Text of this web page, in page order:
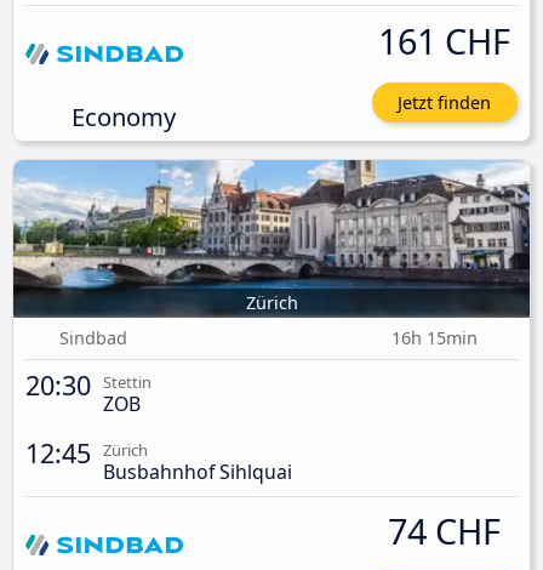
Economy
161 CHF
Jetzt finden
Zürich
Sindbad
16h 15min
20:30 Stettin
ZOB
12:45 Zürich
Busbahnhof Sihlquai
74 CHF